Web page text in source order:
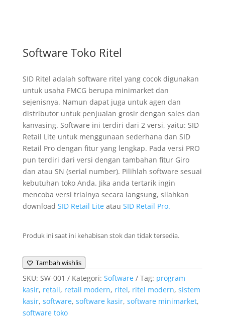
Software Toko Ritel
SID Ritel adalah software ritel yang cocok digunakan
untuk usaha FMCG berupa minimarket dan
sejenisnya. Namun dapat juga untuk agen dan
distributor untuk penjualan grosir dengan sales dan
kanvasing. Software ini terdiri dari 2 versi, yaitu: SID
Retail Lite untuk menggunaan sederhana dan SID
Retail Pro dengan fitur yang lengkap. Pada versi PRO
pun terdiri dari versi dengan tambahan fitur Giro
dan atau SN (serial number). Pilihlah software sesuai
kebutuhan toko Anda. Jika anda tertarik ingin
mencoba versi trialnya secara langsung, silahkan
download SID Retail Liteatau SID Retail Pro.
Produk ini saat ini kehabisan stok dan tidak tersedia.
Tambah wishlis
SKU: SW-001 Kategori: Software Tag: program
kasir, retail, retail modern, ritel, ritel modern, sistem
kasir, software, software kasir, software minimarket,
software toko